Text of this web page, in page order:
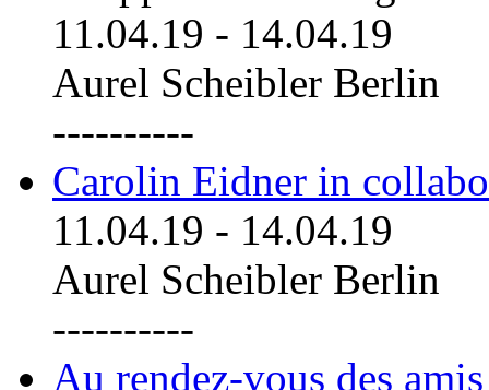
11.04.19 - 14.04.19
Aurel Scheibler Berlin
----------
Carolin Eidner in
11.04.19 - 14.04.19
Aurel Scheibler Berlin
----------
Au rendez-vous des amis